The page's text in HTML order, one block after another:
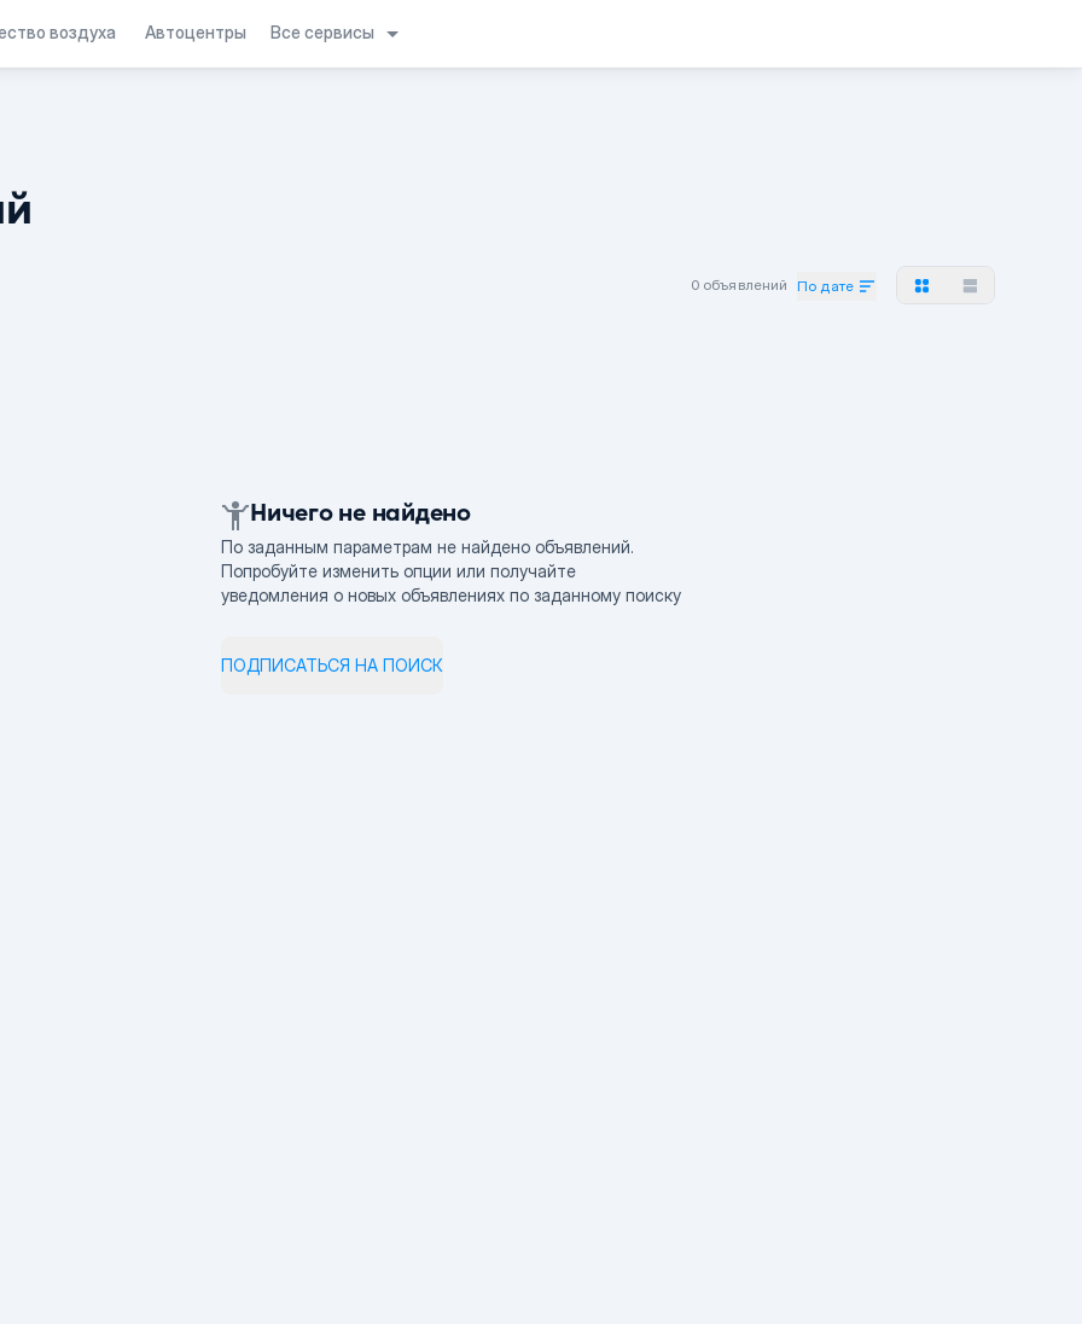
воздуха Автоцентры Все сервисы
0 объявлений По дате
Ничего не найдено
По заданным параметрам не найдено объявлений.
Попробуйте изменить опции или получайте
уведомления о новых объявлениях по заданному поиску
ПОДПИСАТЬСЯ НА ПОИСК